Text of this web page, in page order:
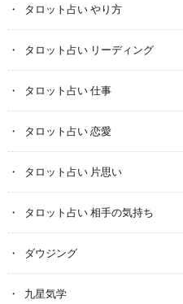
タロット占い やり方
タロット占い リーディング
タロット占い 仕事
タロット占い 恋愛
タロット占い 片思い
タロット占い 相手の気持ち
ダウジング
九星気学